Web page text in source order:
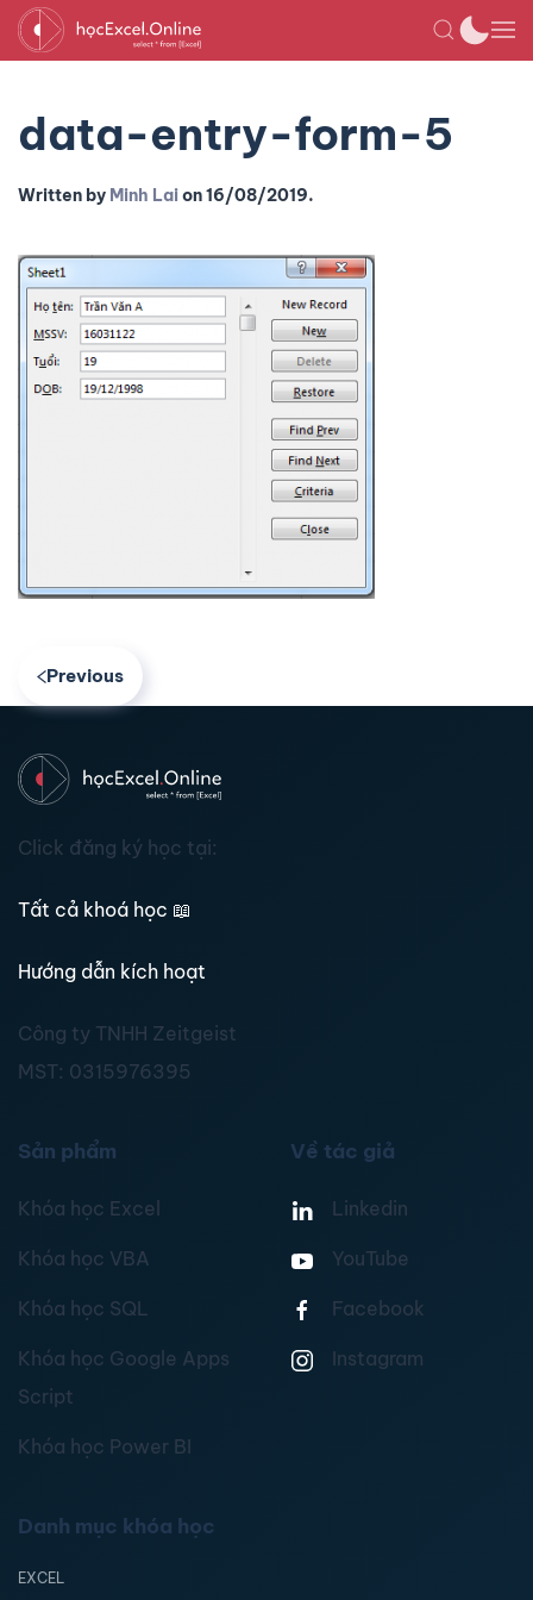
data-entry-form-5
Written by Minh Laion16/08/2019.
Previous
Click đăng ký học tại:
Tất cả khoá học 📖
Hướng dẫn kích hoạt
Công ty TNHH Zeitgeist
MST: 0315976395
Sản phẩm
Khóa học Excel
Khóa học VBA
Khóa học SQL
Khóa học Google Apps
Script
Khóa học Power BI
Về tác giả
Linkedin
YouTube
Facebook
Instagram
Danh mục khóa học
EXCEL